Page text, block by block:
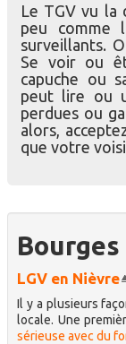
Médias
Dossiers
Brèves
Le TGV vu la
peu comme
surveillants.
Se voir ou
capuche ou
peut lire ou
perdues ou
alors,
que votre
LGV en Nièvre
Il y a plusieurs
locale. Une
sérieuse avec du